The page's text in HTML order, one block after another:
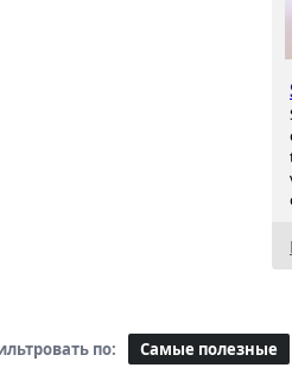
по: Самые полезные